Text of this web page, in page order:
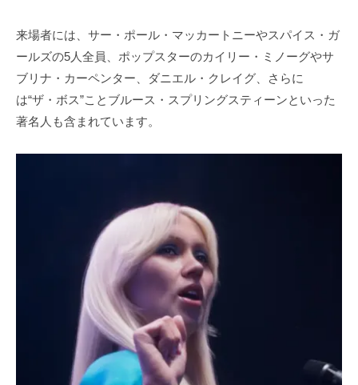
来場者には、サー・ポール・マッカートニーやスパイス・ガ
ールズの5人全員、ポップスターのカイリー・ミノーグやサ
ブリナ・カーペンター、ダニエル・クレイグ、さらに
は“ザ・ボス”ことブルース・スプリングスティーンといった
著名人も含まれています。